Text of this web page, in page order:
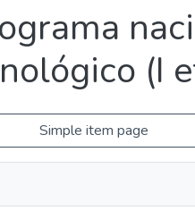
(I
Simple item page